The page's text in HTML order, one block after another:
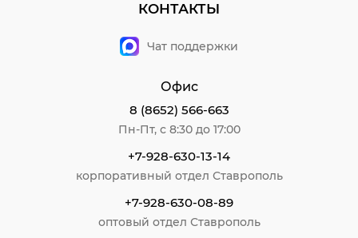
КОНТАКТЫ
Чат поддержки
Офис
8 (8652) 566-663
Пн-Пт, с 8:30 до 17:00
+7-928-630-13-14
корпоративный отдел Ставрополь
+7-928-630-08-89
оптовый отдел Ставрополь